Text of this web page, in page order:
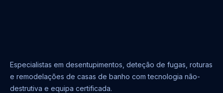
Especialistas em desentupimentos, deteção de fugas, roturas
e remodelações de casas de banho com tecnologia não-
destrutiva e equipa certificada.